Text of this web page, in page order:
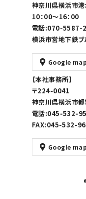
神奈川県横浜市
10：00～16：00
電話:070-5587-
横浜市営地下鉄ブ
Google
【本社事務所】
〒224-0041
神奈川県横浜市
電話:045-532-
FAX:045-532-
Google